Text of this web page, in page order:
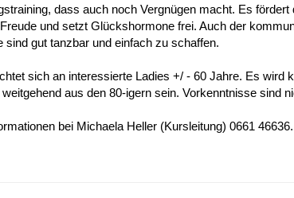
dass auch noch Vergnügen macht. Es
und setzt Glückshormone frei. Auch der
sind gut tanzbar und einfach zu schaffen.
sich an interessierte Ladies +/ - 60 Jahre. Es wird
aus den 80-igern sein. Vorkenntnisse sind
bei Michaela Heller (Kursleitung) 0661 46636.